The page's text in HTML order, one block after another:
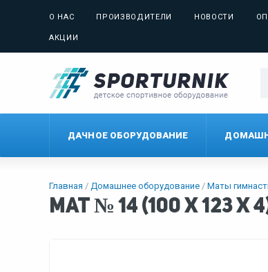
О НАС ПРОИЗВОДИТЕЛИ НОВОСТИ
АКЦИИ
ДАЧНОЕ ОБОРУДОВАНИЕ
Главная Домашнее оборудование Маты
Мат № 14 (100 х 123 х